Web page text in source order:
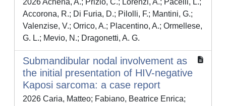
2026 Achena, A.; Prizio, C.; Lorenzi, A.; Pacelli, L.;
Accorona, R.; Di Furia, D.; Pilolli, F.; Mantini, G.;
Valenzise, V.; Orrico, A.; Placentino, A.; Ormellese,
G. L.; Mevio, N.; Dragonetti, A. G.
Submandibular nodal involvement as
the initial presentation of HIV-negative
Kaposi sarcoma: a case report
2026 Caria, Matteo; Fabiano, Beatrice Enrica;